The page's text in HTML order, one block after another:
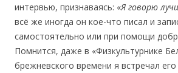
интервью, признаваясь: «Я говорю
всё же иногда он кое-что писал и
самостоятельно или при помощи
Помнится, даже в «Физкультурнике
брежневского времени я встречал